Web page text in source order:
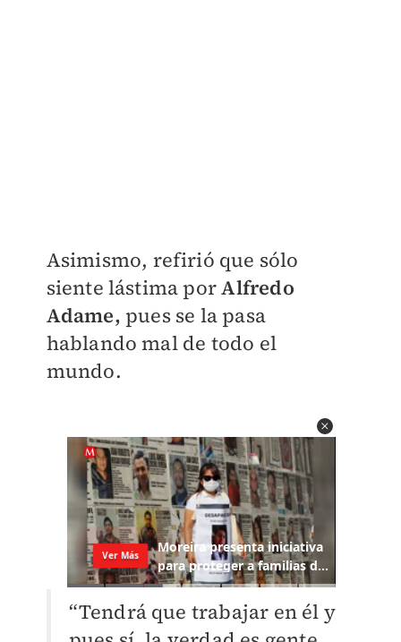
Asimismo, refirió que sólo
siente lástima porAlfredo
Adame, pues se la pasa
hablando mal de todo el
mundo.
“Tendrá que trabajar en él y